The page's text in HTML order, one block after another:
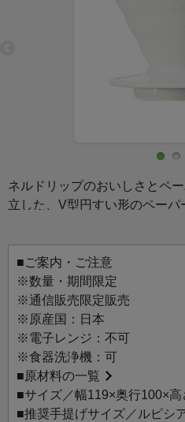
ネルドリップのおいしさとペ
立した、V型円すい形のペーパ
～2杯用ドリッパーです。
を抜けやすくするため珈琲粉
深くできるため、注いだお湯
旨みをしっかりと抽出できま
ので注湯の速度で味が変えら
と、ゆっくり注げばコク深い
■ご案内・ご注意
※数量・期間限定
※通信販売限定販売
※原産国：日本
※電子レンジ：不可
※食器洗浄機：可
■原材料の一覧
■サイズ／幅119×奥行100×
■推奨手提げサイズ／ルピシ